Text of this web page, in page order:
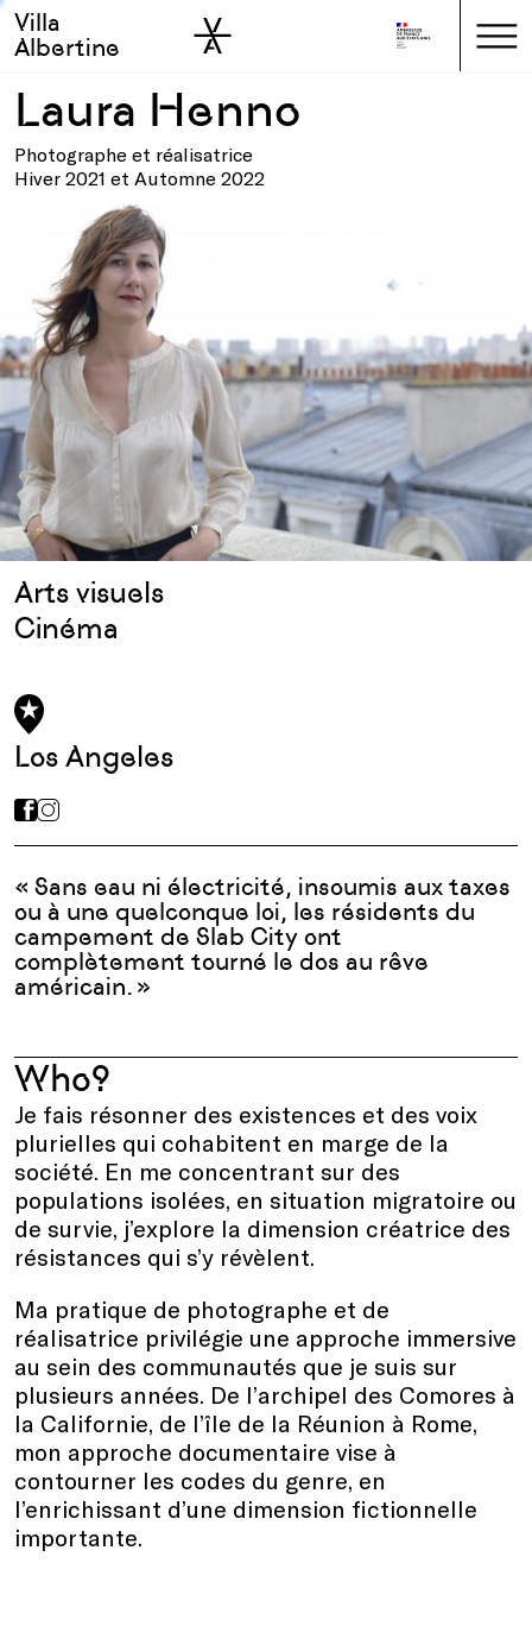
Skip to main
Skip to sidebar
Villa
Albertine
Laura Henno
Photographe et réalisatrice
Hiver 2021 et Automne 2022
Arts visuels
Cinéma
Los Angeles
« Sans eau ni électricité, insoumis aux taxes
ou à une quelconque loi, les résidents du
campement de Slab City ont
complètement tourné le dos au rêve
américain. »
Who?
Je fais résonner des existences et des voix
plurielles qui cohabitent en marge de la
société. En me concentrant sur des
populations isolées, en situation migratoire ou
de survie, j’explore la dimension créatrice des
résistances qui s’y révèlent.
Ma pratique de photographe et de
réalisatrice privilégie une approche immersive
au sein des communautés que je suis sur
plusieurs années. De l’archipel des Comores à
la Californie, de l’île de la Réunion à Rome,
mon approche documentaire vise à
contourner les codes du genre, en
l’enrichissant d’une dimension fictionnelle
importante.